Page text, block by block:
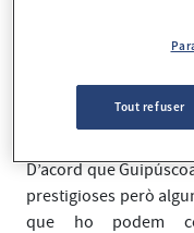
XACOLÍ I PINXOS A
D’acord que
prestigioses però
que ho podem
Tout refuser